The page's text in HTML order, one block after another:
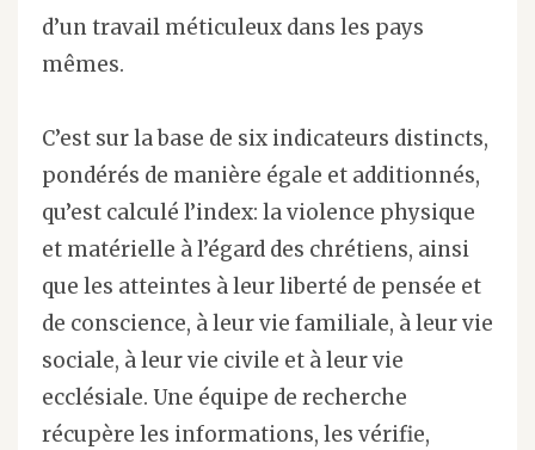
d’un travail méticuleux dans les pays
mêmes.
C’est sur la base de six indicateurs distincts,
pondérés de manière égale et additionnés,
qu’est calculé l’index: la violence physique
et matérielle à l’égard des chrétiens, ainsi
que les atteintes à leur liberté de pensée et
de conscience, à leur vie familiale, à leur vie
sociale, à leur vie civile et à leur vie
ecclésiale. Une équipe de recherche
récupère les informations, les vérifie,